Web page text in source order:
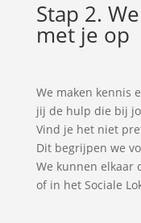
Stap 2.
met je op
We maken kennis
jij de hulp die bij
Vind je het niet
Dit begrijpen we
We kunnen elkaar
of in het Sociale